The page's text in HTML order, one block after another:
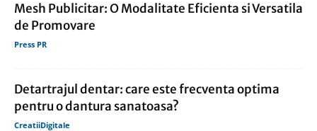
Mesh Publicitar: O Modalitate Eficienta si Versatila
de Promovare
Press PR
Detartrajul dentar: care este frecventa optima
pentru o dantura sanatoasa?
CreatiiDigitale